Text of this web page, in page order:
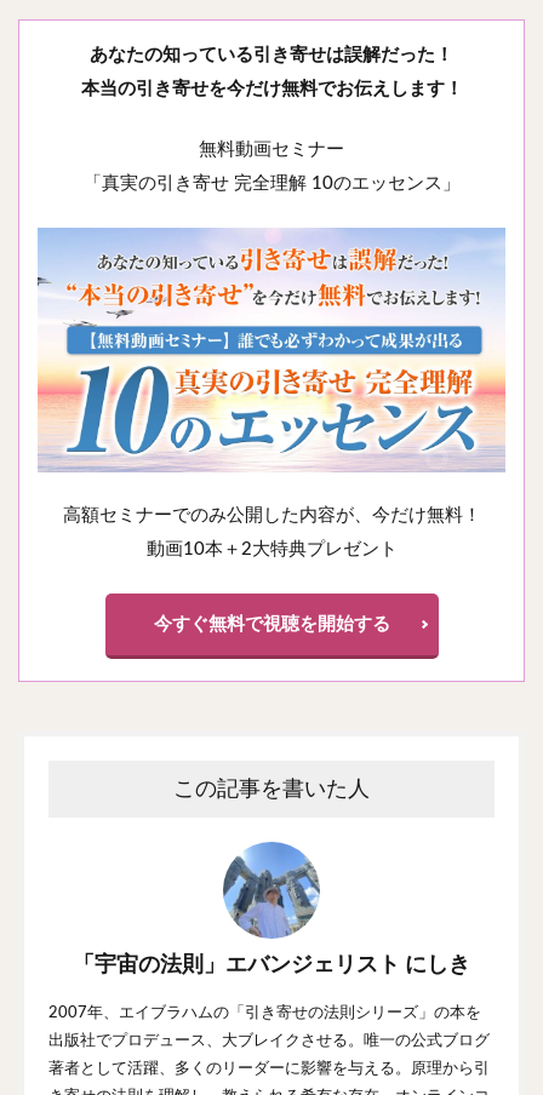
あなたの知っている引き寄せは誤解だった！
本当の引き寄せを今だけ無料でお伝えします！
無料動画セミナー
「真実の引き寄せ 完全理解 10のエッセンス」
高額セミナーでのみ公開した内容が、今だけ無料！
動画10本＋2大特典プレゼント
今すぐ無料で視聴を開始する
この記事を書いた人
「宇宙の法則」エバンジェリスト にしき
2007年、エイブラハムの「引き寄せの法則シリーズ」の本を
出版社でプロデュース、大ブレイクさせる。唯一の公式ブログ
著者として活躍、多くのリーダーに影響を与える。原理から引